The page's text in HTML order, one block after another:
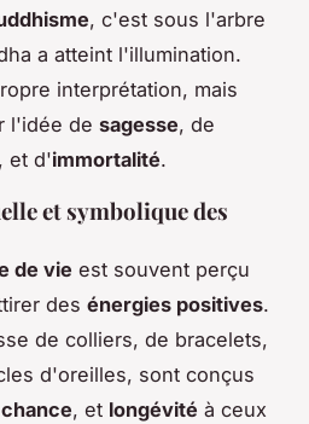
, c'est sous l'arbre
a atteint l'illumination.
interprétation, mais
l'idée de sagesse, de
, et d'immortalité.
et symbolique des
de vie est souvent perçu
des énergies positives.
de colliers, de bracelets,
d'oreilles, sont conçus
chance, et longévité à ceux